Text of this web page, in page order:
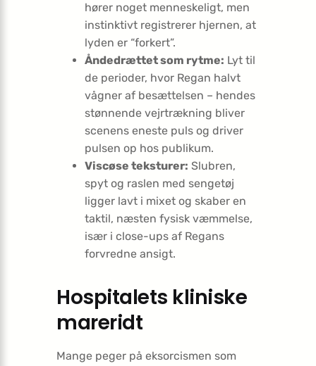
hører noget menneskeligt, men
instinktivt registrerer hjernen, at
lyden er “forkert”.
Åndedrættet som rytme: Lyt til
de perioder, hvor Regan halvt
vågner af besættelsen – hendes
stønnende vejrtrækning bliver
scenens eneste puls og driver
pulsen op hos publikum.
Viscøse teksturer: Slubren,
spyt og raslen med sengetøj
ligger lavt i mixet og skaber en
taktil, næsten fysisk væmmelse,
især i close-ups af Regans
forvredne ansigt.
Hospitalets kliniske
mareridt
Mange peger på eksorcismen som